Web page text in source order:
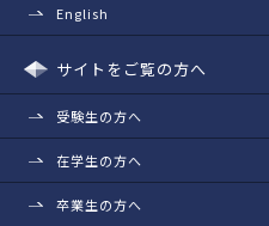
English
サイトをご覧の方へ
受験生の方へ
在学生の方へ
卒業生の方へ